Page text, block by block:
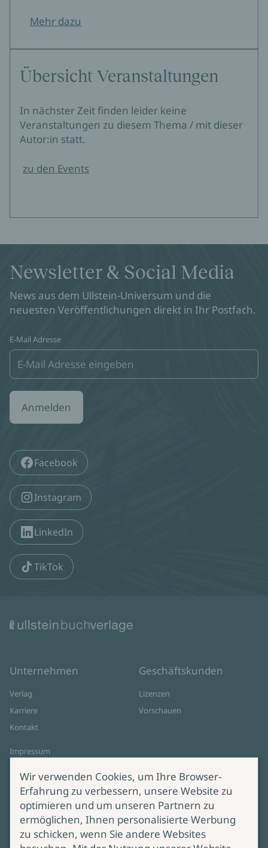
Mehr dazu
Übersicht Veranstaltungen
In nächster Zeit finden leider keine
Veranstaltungen zu diesem Thema / mit dieser
Autor:in statt.
zu den Events
Newsletter & Social Media
News aus dem Ullstein-Universum und die
neuesten Veröffentlichungen direkt in Ihr Postfach.
E-Mail Adresse
Anmelden
Facebook
Instagram
LinkedIn
TikTok
Unternehmen
Verlag
Karriere
Kontakt
Impressum
Cookie-Einstellungen
AGB Online Shop
Geschäftskunden
Lizenzen
Vorschauen
Service Produktsicherheit
Wir verwenden Cookies, um Ihre Browser-
Erfahrung zu verbessern, unsere Website zu
optimieren und um unseren Partnern zu
ermöglichen, Ihnen personalisierte Werbung
zu schicken, wenn Sie andere Websites